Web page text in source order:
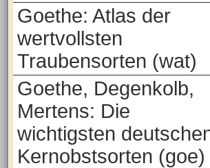
Goethe: Atlas der
wertvollsten
Traubensorten (wat)
Goethe, Degenkolb,
Mertens: Die
wichtigsten
Kernobstsorten (goe)